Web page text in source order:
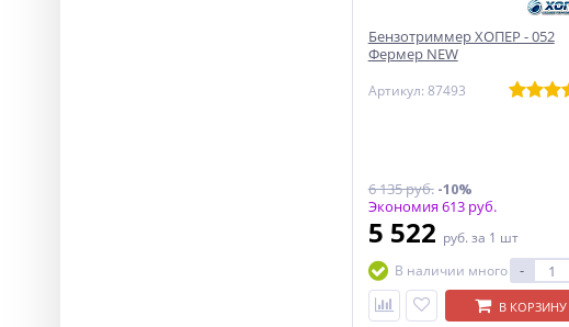
Бензотриммер ХОПЕР - 052
Фермер NEW
Артикул: 87493
6 135 руб.-10%
Экономия 613 руб.
5 522 руб. за 1 шт
В наличии много
-
В КОРЗИНУ